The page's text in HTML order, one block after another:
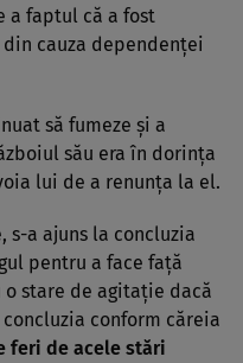
a faptul că a fost
cauza dependenței
să fumeze și a
său era în dorința
lui de a renunța la el.
s-a ajuns la concluzia
pentru a face față
stare de agitație dacă
conform căreia
feri de acele stări